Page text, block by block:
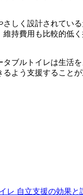
しく設計されてい
持費用も比較的低
ブルトイレは生活
よう支援すること
レ 自立支援の効果と